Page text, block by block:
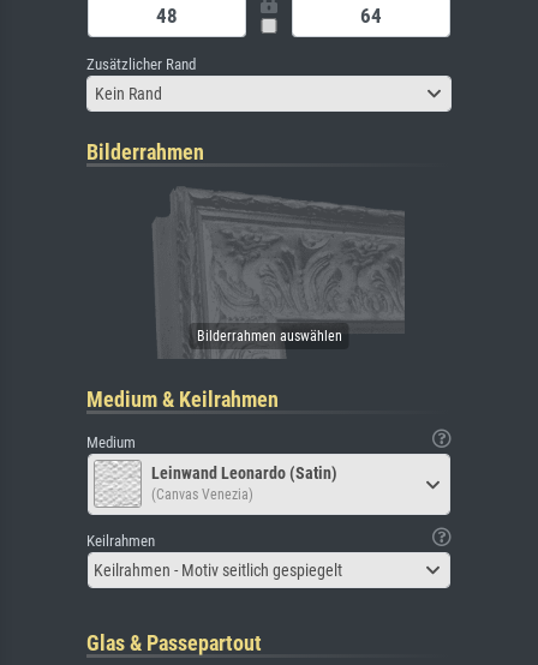
Zusätzlicher Rand
Kein Rand
Bilderrahmen
Medium & Keilrahmen
Medium
Leinwand Leonardo (Satin)
(Canvas Venezia)
Keilrahmen
Keilrahmen - Motiv seitlich gespiegelt
Glas & Passepartout